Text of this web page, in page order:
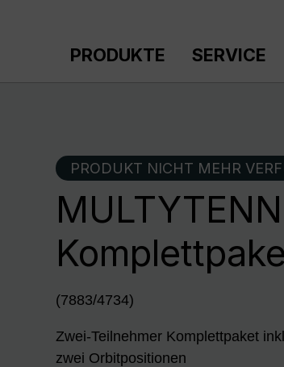
PRODUKTE SERVICE
PRODUKT NICHT MEHR
(7883/4734)
Zwei-Teilnehmer Komplettpaket
zwei Orbitpositionen